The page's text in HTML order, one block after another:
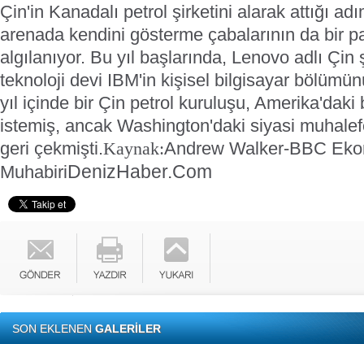
Çin'in Kanadalı petrol şirketini alarak attığı
arenada kendini gösterme çabalarının da bir
algılanıyor. Bu yıl başlarında, Lenovo adlı
teknoloji devi IBM'in kişisel bilgisayar
yıl içinde bir Çin petrol kuruluşu,
istemiş, ancak Washington'daki siyasi
geri çekmişti.Kaynak:Andrew Walker-BBC
MuhabiriDenizHaber.Com
SON EKLENENGALERİLER